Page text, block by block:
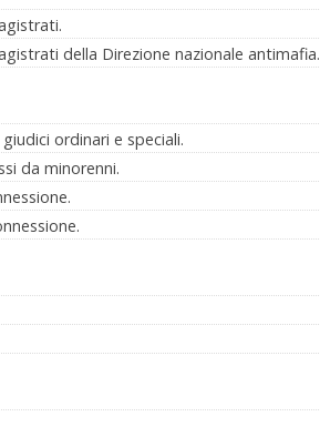
della Direzione nazionale antimafia.
ordinari e speciali.
da minorenni.